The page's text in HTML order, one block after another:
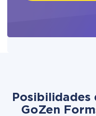
GoZen